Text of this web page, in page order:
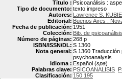
Título : Psicoanálisis :
Tipo de documento: texto impreso
Autores: Lawrence S. KUBIE
Editorial: Buenos Aires :
Fecha de publicación: 1951
Colección: Bib. de
Número de páginas: 268 p
ISBN/ISSN/DL: S 1360
Nota general: S 1360 Traducción
psychoanalysis
Idioma : Español (spa)
Palabras clave: PSICOANALISIS
Clasificación: 150.195